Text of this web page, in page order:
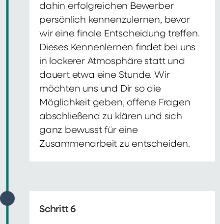
dahin erfolgreichen Bewerber
persönlich kennenzulernen, bevor
wir eine finale Entscheidung treffen.
Dieses Kennenlernen findet bei uns
in lockerer Atmosphäre statt und
dauert etwa eine Stunde. Wir
möchten uns und Dir so die
Möglichkeit geben, offene Fragen
abschließend zu klären und sich
ganz bewusst für eine
Zusammenarbeit zu entscheiden.
Schritt 6